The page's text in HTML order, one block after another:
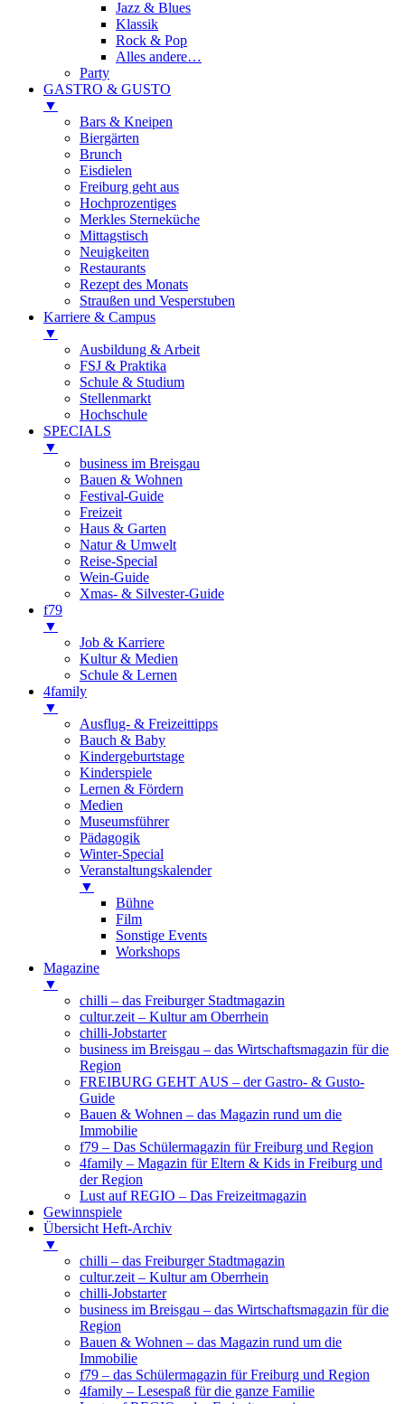
Jazz & Blues
Klassik
Rock & Pop
Alles andere…
Party
GASTRO & GUSTO
▼
Bars & Kneipen
Biergärten
Brunch
Eisdielen
Freiburg geht aus
Hochprozentiges
Merkles Sterneküche
Mittagstisch
Neuigkeiten
Restaurants
Rezept des Monats
Straußen und Vesperstuben
Karriere & Campus
▼
Ausbildung & Arbeit
FSJ & Praktika
Schule & Studium
Stellenmarkt
Hochschule
SPECIALS
▼
business im Breisgau
Bauen & Wohnen
Festival-Guide
Freizeit
Haus & Garten
Natur & Umwelt
Reise-Special
Wein-Guide
Xmas- & Silvester-Guide
f79
▼
Job & Karriere
Kultur & Medien
Schule & Lernen
4family
▼
Ausflug- & Freizeittipps
Bauch & Baby
Kindergeburtstage
Kinderspiele
Lernen & Fördern
Medien
Museumsführer
Pädagogik
Winter-Special
Veranstaltungskalender
▼
Bühne
Film
Sonstige Events
Workshops
Magazine
▼
chilli – das Freiburger Stadtmagazin
cultur.zeit – Kultur am Oberrhein
chilli-Jobstarter
business im Breisgau – das Wirtschaftsmagazin für die
Region
FREIBURG GEHT AUS – der Gastro- & Gusto-
Guide
Bauen & Wohnen – das Magazin rund um die
Immobilie
f79 – Das Schülermagazin für Freiburg und Region
4family – Magazin für Eltern & Kids in Freiburg und
der Region
Lust auf REGIO – Das Freizeitmagazin
Gewinnspiele
Übersicht Heft-Archiv
▼
chilli – das Freiburger Stadtmagazin
cultur.zeit – Kultur am Oberrhein
chilli-Jobstarter
business im Breisgau – das Wirtschaftsmagazin für die
Region
Bauen & Wohnen – das Magazin rund um die
Immobilie
f79 – das Schülermagazin für Freiburg und Region
4family – Lesespaß für die ganze Familie